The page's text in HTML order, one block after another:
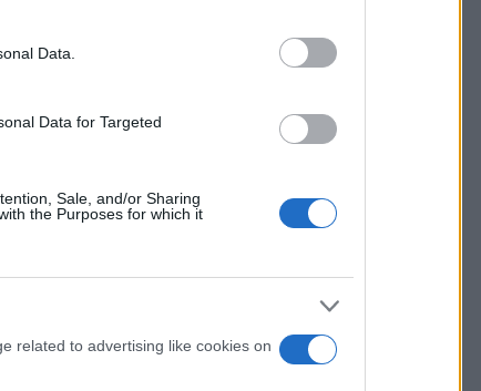
Data.
Data for Targeted
Sale, and/or Sharing
the Purposes for which it
related to advertising like cookies on
μόνο καλά μου λένε, δεν ακούω
δεν μου γράφει κάποιος κακόβουλα
Διδασκάλου.